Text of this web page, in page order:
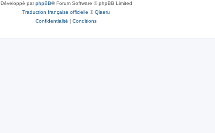
Développé parphpBB® Forum Software © phpBB Limited
Traduction française officielle ©Qiaeru
Confidentialité | Conditions